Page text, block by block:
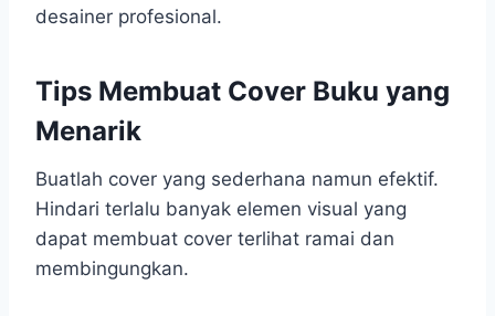
desainer profesional.
Tips Membuat Cover Buku yang
Menarik
Buatlah cover yang sederhana namun efektif.
Hindari terlalu banyak elemen visual yang
dapat membuat cover terlihat ramai dan
membingungkan.